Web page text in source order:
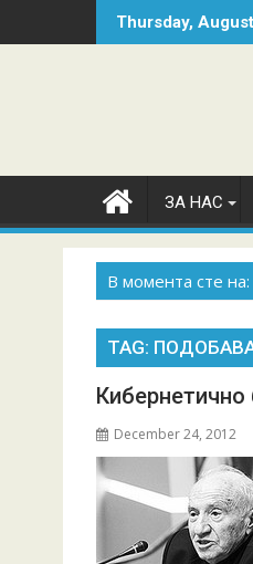
to
Thursday,
ЗА НАС
В момента сте на:
TAG:
December 24, 2012